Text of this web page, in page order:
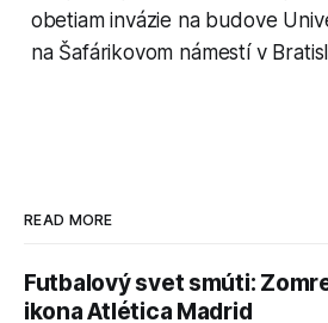
obetiam invázie na budove
na Šafárikovom námestí v
READ MORE
Futbalový svet smúti:
ikona Atlética Madrid